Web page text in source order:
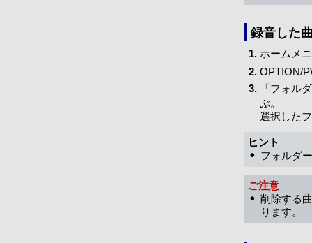
録音した
ホームメ
OPTION/
「フォル
ぶ。
選択した
ヒント
フォルダ
ご注意
削除する
ります。